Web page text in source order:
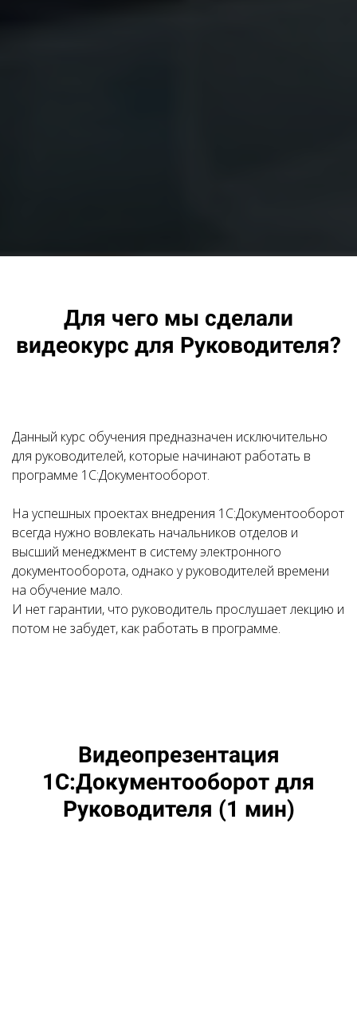
Для чего мы сделали
видеокурс для Руководителя?
Данный курс обучения предназначен исключительно
для руководителей, которые начинают работать в
программе 1С:Документооборот.
На успешных проектах внедрения 1С:Документооборот
всегда нужно вовлекать начальников отделов и
высший менеджмент в систему электронного
документооборота, однако у руководителей времени
на обучение мало.
И нет гарантии, что руководитель прослушает лекцию и
потом не забудет, как работать в программе.
Видеопрезентация
1С:Документооборот для
Руководителя (1 мин)